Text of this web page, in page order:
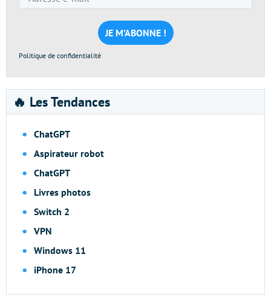
e-
mail
*
Politique de confidentialité
🔥 Les Tendances
ChatGPT
Aspirateur robot
ChatGPT
Livres photos
Switch 2
VPN
Windows 11
iPhone 17